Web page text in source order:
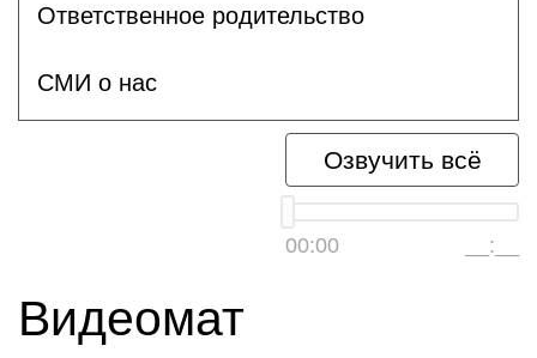
Ответственное родительство
СМИ о нас
Озвучить всё
00:00 __:__
Видеомат